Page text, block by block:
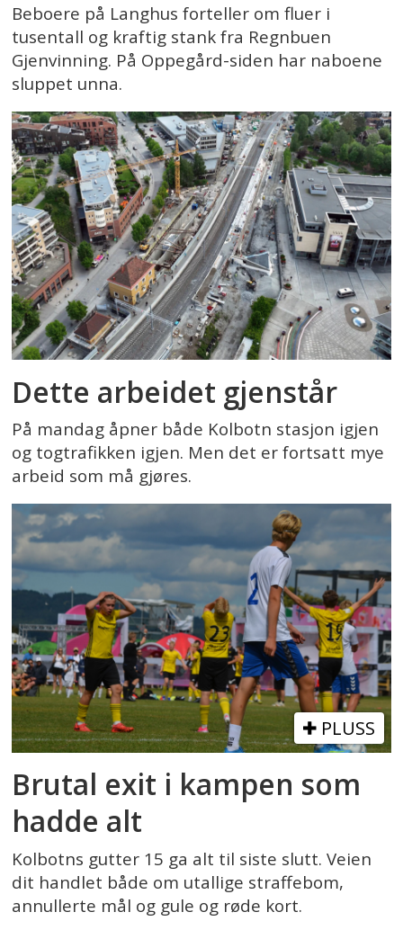
Beboere på Langhus forteller om fluer i
tusentall og kraftig stank fra Regnbuen
Gjenvinning. På Oppegård-siden har naboene
sluppet unna.
Dette arbeidet gjenstår
På mandag åpner både Kolbotn stasjon igjen
og togtrafikken igjen. Men det er fortsatt mye
arbeid som må gjøres.
PLUSS
Brutal exit i kampen som
hadde alt
Kolbotns gutter 15 ga alt til siste slutt. Veien
dit handlet både om utallige straffebom,
annullerte mål og gule og røde kort.